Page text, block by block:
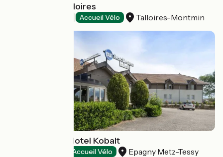
L'Abbaye de Talloires
Accueil Vélo Talloires-Montmin
Best Western Hotel Kobalt
Accueil Vélo Epagny Metz-Tessy